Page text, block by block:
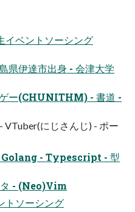
ベントソーシング
県伊達市出身 - 会津大学
ー(CHUNITHM) - 書道 -
VTuber(にじさんじ) - ポー
Golang - Typescript - 型
タ - (Neo)Vim
トソーシング